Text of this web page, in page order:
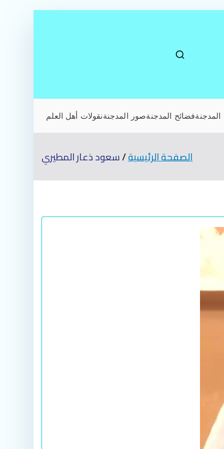
فضائح المدجنةصور المدجنةنقولات أهل العلم
الصفحة الرئيسية سعود ذعار المطيري